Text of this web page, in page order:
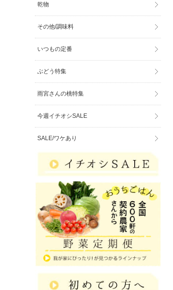
乾物
その他/調味料
いつもの定番
ぶどう特集
雨宮さんの桃特集
今週イチオシSALE
SALE/ワケあり